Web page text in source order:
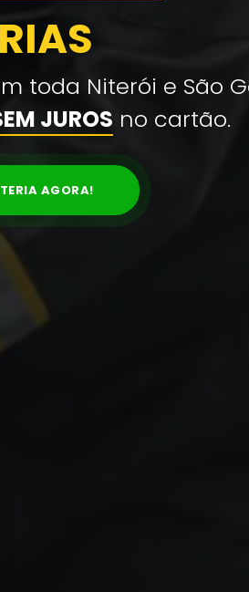
toda Niterói e São
JUROS no cartão.
AGORA!